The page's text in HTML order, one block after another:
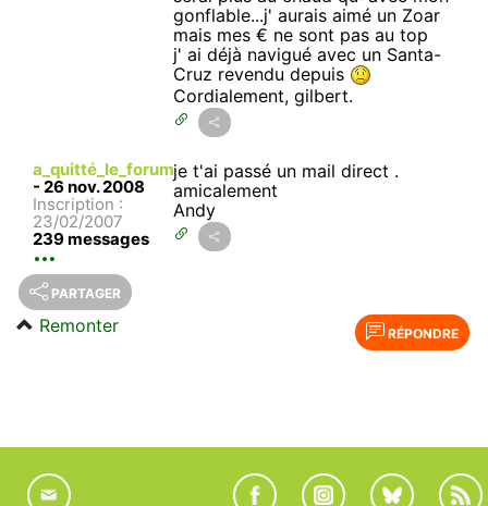
gonflable...j' aurais aimé un Zoar
mais mes € ne sont pas au top
j' ai déjà navigué avec un Santa-
Cruz revendu depuis
Cordialement, gilbert.
a_quitté_le_forum
- 26 nov. 2008
Inscription :
23/02/2007
239 messages
je t'ai passé un mail direct .
amicalement
Andy
PARTAGER
RÉPONDRE
Remonter